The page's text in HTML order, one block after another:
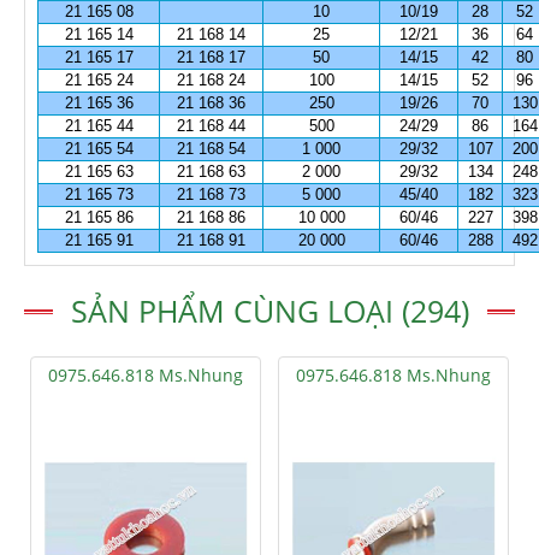
21 165 08
10 10/19 28
52
21 165 14
21 168 14 25 12/21 36
64
21 165 17
21 168 17 50 14/15 42
80
21 165 24
21 168 24 100 14/15 52
96
21 165 36
21 168 36 250 19/26 70
130
21 165 44
21 168 44 500 24/29 86
164
21 165 54
21 168 54 1 000 29/32 107
200
21 165 63
21 168 63 2 000 29/32 134
248
21 165 73
21 168 73 5 000 45/40 182
323
21 165 86
21 168 86 10 000 60/46 227
398
21 165 91
21 168 91 20 000 60/46 288 492
SẢN PHẨM CÙNG LOẠI (294)
0975.646.818 Ms.Nhung 0975.646.818 Ms.Nhung